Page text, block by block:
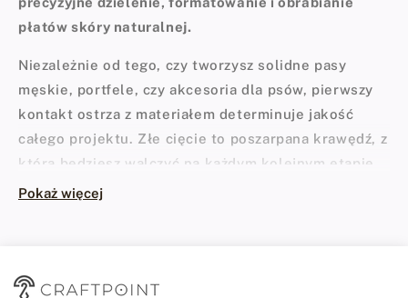
płatów skóry naturalnej.
Niezależnie od tego, czy tworzysz solidne pasy
męskie, portfele, czy akcesoria dla psów, pierwszy
kontakt ostrza z materiałem determinuje jakość
całego projektu. Złe cięcie to poszarpana krawędź, z
którą będziesz walczyć na każdym kolejnym etapie
pracy. W tej kategorii zgromadziliśmy profesjonalne
Pokaż więcej